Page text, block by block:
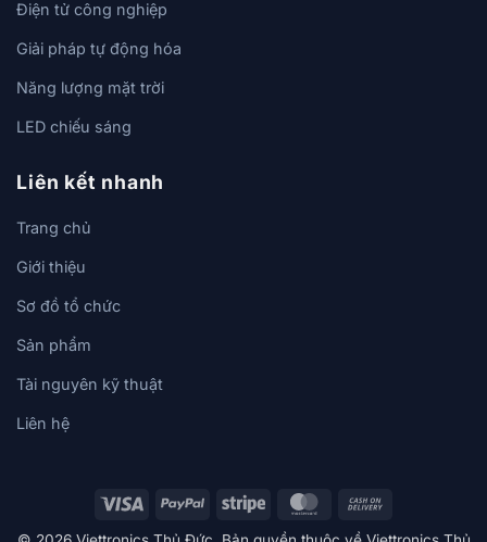
Điện tử công nghiệp
Giải pháp tự động hóa
Năng lượng mặt trời
LED chiếu sáng
Liên kết nhanh
Trang chủ
Giới thiệu
Sơ đồ tổ chức
Sản phẩm
Tài nguyên kỹ thuật
Liên hệ
Visa PayPal Stripe MasterCard